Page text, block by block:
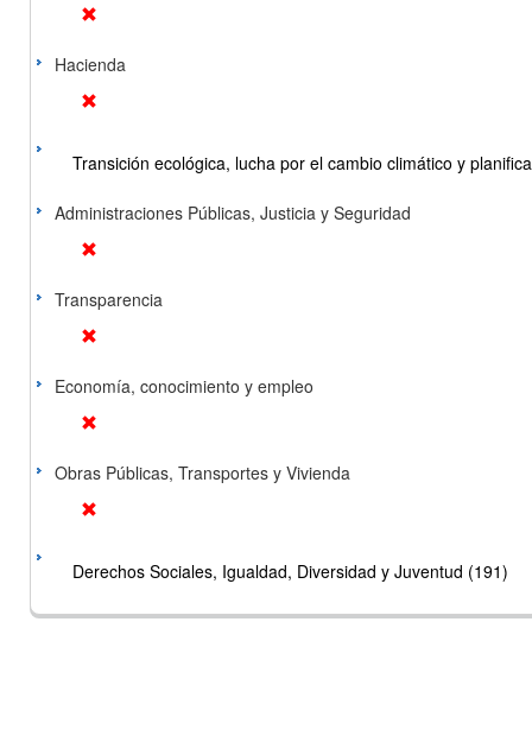
Hacienda
Transición ecológica, lucha por el cambio climático y
Administraciones Públicas, Justicia y Seguridad
Transparencia
Economía, conocimiento y empleo
Obras Públicas, Transportes y Vivienda
Derechos Sociales, Igualdad, Diversidad y Juventud (191)